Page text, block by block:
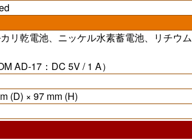
リ乾電池、ニッケル水素蓄電池、リチウム
AD-17：DC 5V / 1 A）
(D) × 97 mm (H)